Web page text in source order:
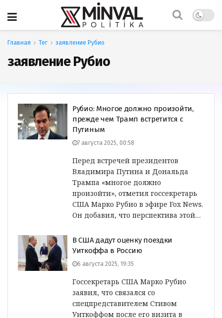
Главная Тег заявление Рубио
заявление Рубио
Рубио: Многое должно произойти,
прежде чем Трамп встретится с
Путиным
7 августа 2025, 00:58
Перед встречей президентов
Владимира Путина и Дональда
Трампа «многое должно
произойти», отметил госсекретарь
США Марко Рубио в эфире Fox News.
Он добавил, что перспектива этой…
В США дадут оценку поездки
Уиткоффа в Россию
6 августа 2025, 19:35
Госсекретарь США Марко Рубио
заявил, что связался со
спецпредставителем Стивом
Уиткоффом после его визита в